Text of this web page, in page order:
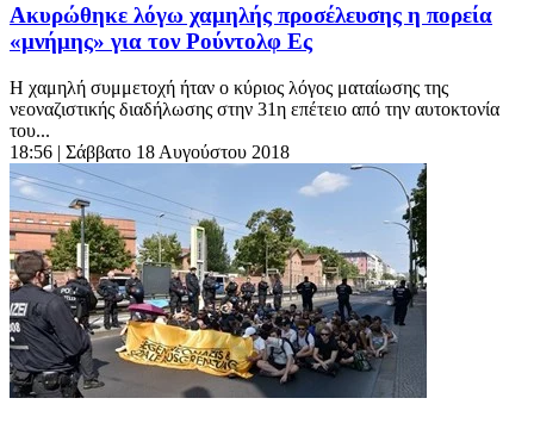
Ακυρώθηκε λόγω χαμηλής προσέλευσης η πορεία
«μνήμης» για τον Ρούντολφ Ες
Η χαμηλή συμμετοχή ήταν ο κύριος λόγος ματαίωσης της
νεοναζιστικής διαδήλωσης στην 31η επέτειο από την αυτοκτονία
του...
18:56 | Σάββατο 18 Αυγούστου 2018